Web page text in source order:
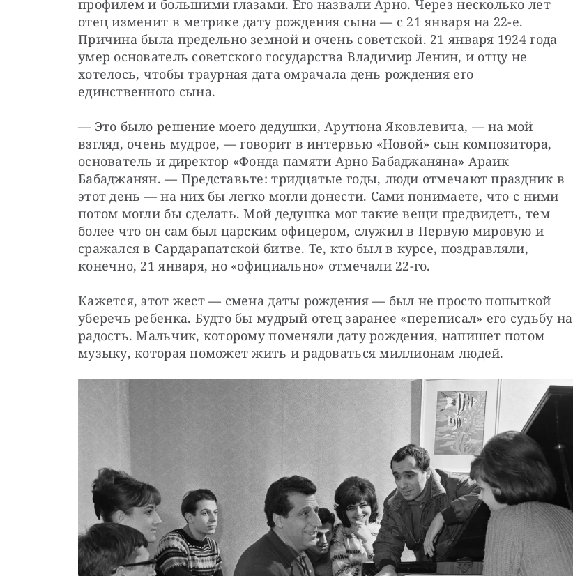
профилем и большими глазами. Его назвали Арно. Через несколько лет
отец изменит в метрике дату рождения сына — с 21 января на 22-е.
Причина была предельно земной и очень советской. 21 января 1924 года
умер основатель советского государства Владимир Ленин, и отцу не
хотелось, чтобы траурная дата омрачала день рождения его
единственного сына.
— Это было решение моего дедушки, Арутюна Яковлевича, — на мой
взгляд, очень мудрое, — говорит в интервью «Новой» сын композитора,
основатель и директор «Фонда памяти Арно Бабаджаняна» Араик
Бабаджанян. — Представьте: тридцатые годы, люди отмечают праздник в
этот день — на них бы легко могли донести. Сами понимаете, что с ними
потом могли бы сделать. Мой дедушка мог такие вещи предвидеть, тем
более что он сам был царским офицером, служил в Первую мировую и
сражался в Сардарапатской битве. Те, кто был в курсе, поздравляли,
конечно, 21 января, но «официально» отмечали 22-го.
Кажется, этот жест — смена даты рождения — был не просто попыткой
уберечь ребенка. Будто бы мудрый отец заранее «переписал» его судьбу на
радость. Мальчик, которому поменяли дату рождения, напишет потом
музыку, которая поможет жить и радоваться миллионам людей.